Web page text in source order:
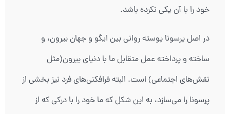
خود را با آن یکی نکرده باشد.
در اصل پرسونا پوسته روانی بین ایگو و جهان بیرون، و
ساخته و پرداخته عمل متقابل ما با دنیای بیرون(مثل
نقش‌های اجتماعی) است. البته فرافکنی‌های فرد نیز بخشی از
پرسونا را می‌سازد، به این شکل که ما خود را با درکی که از